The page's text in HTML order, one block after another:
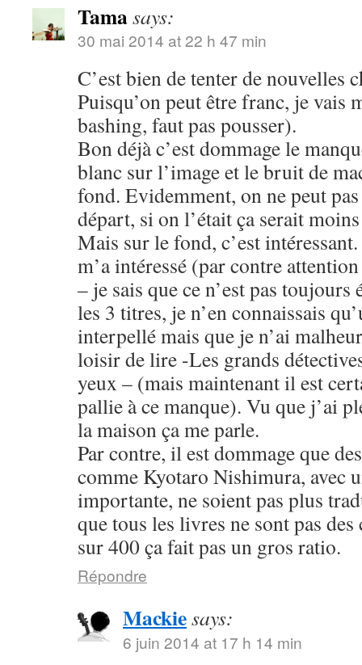
Tamasays:
30 mai 2014 at 22 h 47 min
C’est bien de tenter de nouvelles
Puisqu’on peut être franc, je vais
bashing, faut pas pousser).
Bon déjà c’est dommage le
blanc sur l’image et le bruit de
fond. Evidemment, on ne peut
départ, si on l’était ça serait
Mais sur le fond, c’est
m’a intéressé (par contre
– je sais que ce n’est pas
les 3 titres, je n’en connaissais
interpellé mais que je n’ai
loisir de lire -Les grands
yeux – (mais maintenant il est
pallie à ce manque). Vu que j’ai
la maison ça me parle.
Par contre, il est dommage que
comme Kyotaro Nishimura, avec
importante, ne soient pas plus
que tous les livres ne sont pas
sur 400 ça fait pas un gros ratio.
Répondre
Mackiesays:
6 juin 2014 at 17 h 14 min